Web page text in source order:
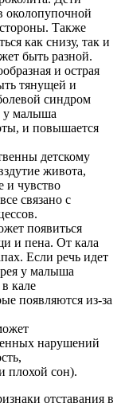
околопупочной
Также
как снизу, так и
быть разной.
и острая
тянущей и
синдром
у малыша
и повышается
детскому
живота,
и чувство
связано с
появиться
и пена. От кала
Если речь идет
у малыша
кале
появляются из-за
нарушений
плохой сон).
отставания в